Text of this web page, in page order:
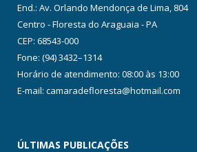
End.: Av. Orlando Mendonça de Lima, 804
Centro - Floresta do Araguaia - PA
CEP: 68543-000
Fone: (94) 3432–1314
Horário de atendimento: 08:00 às 13:00
E-mail: camaradefloresta@hotmail.com
ÚLTIMAS PUBLICAÇÕES